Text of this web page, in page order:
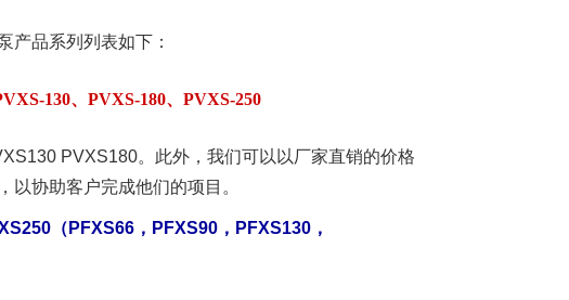
产品系列列表如下：
130、PVXS-180、PVXS-250
PVXS180。 此外，我们可以以厂家直销的价格
协助客户完成他们的项目。
（PFXS66，PFXS90，PFXS130，